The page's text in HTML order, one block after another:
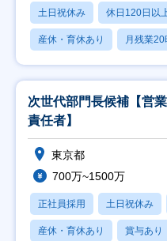
土日祝休み 休日120日以
産休・育休あり 月残業
次世代部門長候補【営
責任者】
東京都
700万~1500万
正社員採用 土日祝休み
産休・育休あり 賞与あり